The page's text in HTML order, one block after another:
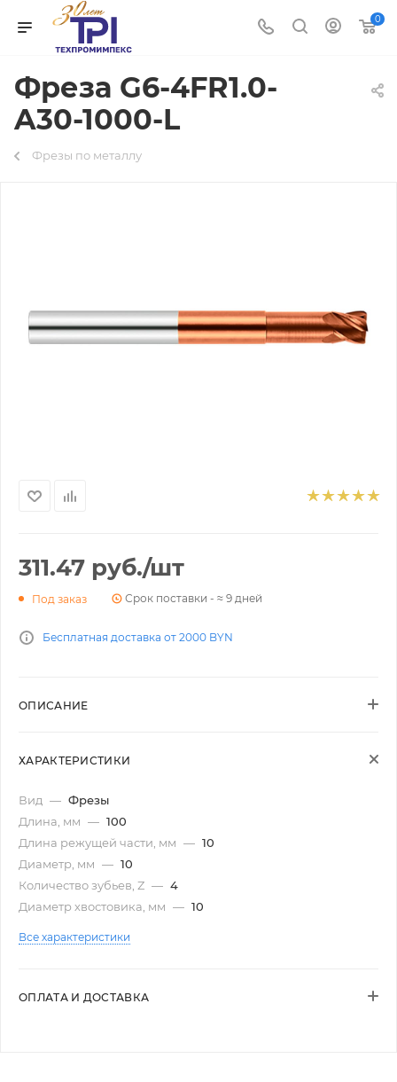
0
Фреза G6-4FR1.0-
A30-1000-L
Фрезы по металлу
311.47 руб./шт
Под заказ Срок поставки - ≈ 9 дней
Бесплатная доставка от 2000 BYN
ОПИСАНИЕ
ХАРАКТЕРИСТИКИ
Вид — Фрезы
Длина, мм — 100
Длина режущей части, мм — 10
Диаметр, мм — 10
Количество зубьев, Z — 4
Диаметр хвостовика, мм — 10
Все характеристики
ОПЛАТА И ДОСТАВКА